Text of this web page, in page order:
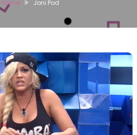
Home Joni Pod